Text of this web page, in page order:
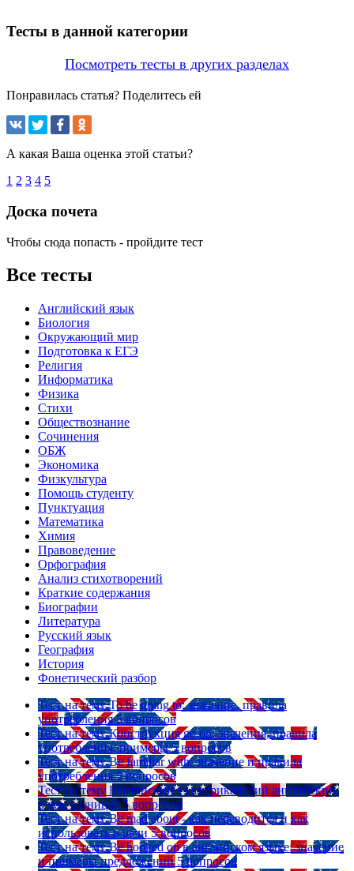
Тесты в данной категории
Посмотреть тесты в других разделах
Понравилась статья? Поделитесь ей
А какая Ваша оценка этой статьи?
1 2 3 4 5
Доска почета
Чтобы сюда попасть - пройдите тест
Все тесты
Английский язык
Биология
Окружающий мир
Подготовка к ЕГЭ
Религия
Информатика
Физика
Стихи
Обществознание
Сочинения
ОБЖ
Экономика
Физкультура
Помощь студенту
Пунктуация
Математика
Химия
Правоведение
Орфография
Анализ стихотворений
Краткие содержания
Биографии
Литература
Русский язык
География
История
Фонетический разбор
Тест на тему To be going to: значение, правила
употребления 5 вопросов
Тест на тему Конструкция go on: значения, правила
употребления, примеры 5 вопросов
Тест на тему Be familiar with: значение и правила
употребления 5 вопросов
Тест на тему Британский vs американский английский:
в чем разница? 5 вопросов
Тест на тему Be mad about - как переводится и как
использовать в речи 5 вопросов
Тест на тему Be hooked on в английском языке: значение
и примеры предложений 5 вопросов